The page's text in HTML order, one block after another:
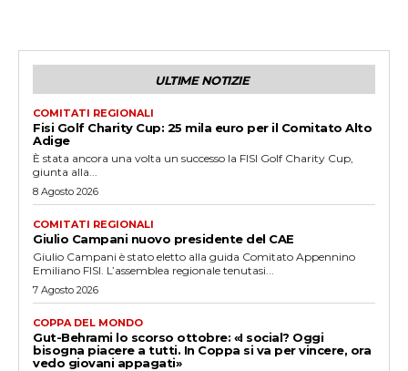
ULTIME NOTIZIE
COMITATI REGIONALI
Fisi Golf Charity Cup: 25 mila euro per il Comitato Alto
Adige
È stata ancora una volta un successo la FISI Golf Charity Cup,
giunta alla...
8 Agosto 2026
COMITATI REGIONALI
Giulio Campani nuovo presidente del CAE
Giulio Campani è stato eletto alla guida Comitato Appennino
Emiliano FISI. L’assemblea regionale tenutasi...
7 Agosto 2026
COPPA DEL MONDO
Gut-Behrami lo scorso ottobre: «I social? Oggi
bisogna piacere a tutti. In Coppa si va per vincere, ora
vedo giovani appagati»